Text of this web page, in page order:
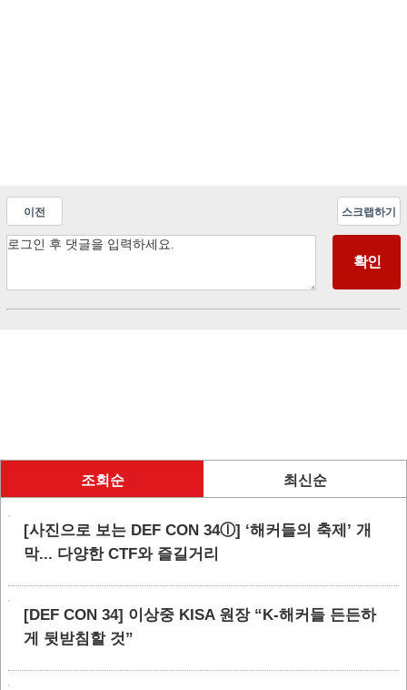
이전 스크랩하기
조회순 최신순
[사진으로 보는 DEF CON 34ⓛ] ‘해커들의 축제’ 개
막... 다양한 CTF와 즐길거리
[DEF CON 34] 이상중 KISA 원장 “K-해커들 든든하
게 뒷받침할 것”